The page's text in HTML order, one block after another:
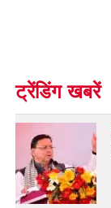
ट्रेंडिंग खबरें